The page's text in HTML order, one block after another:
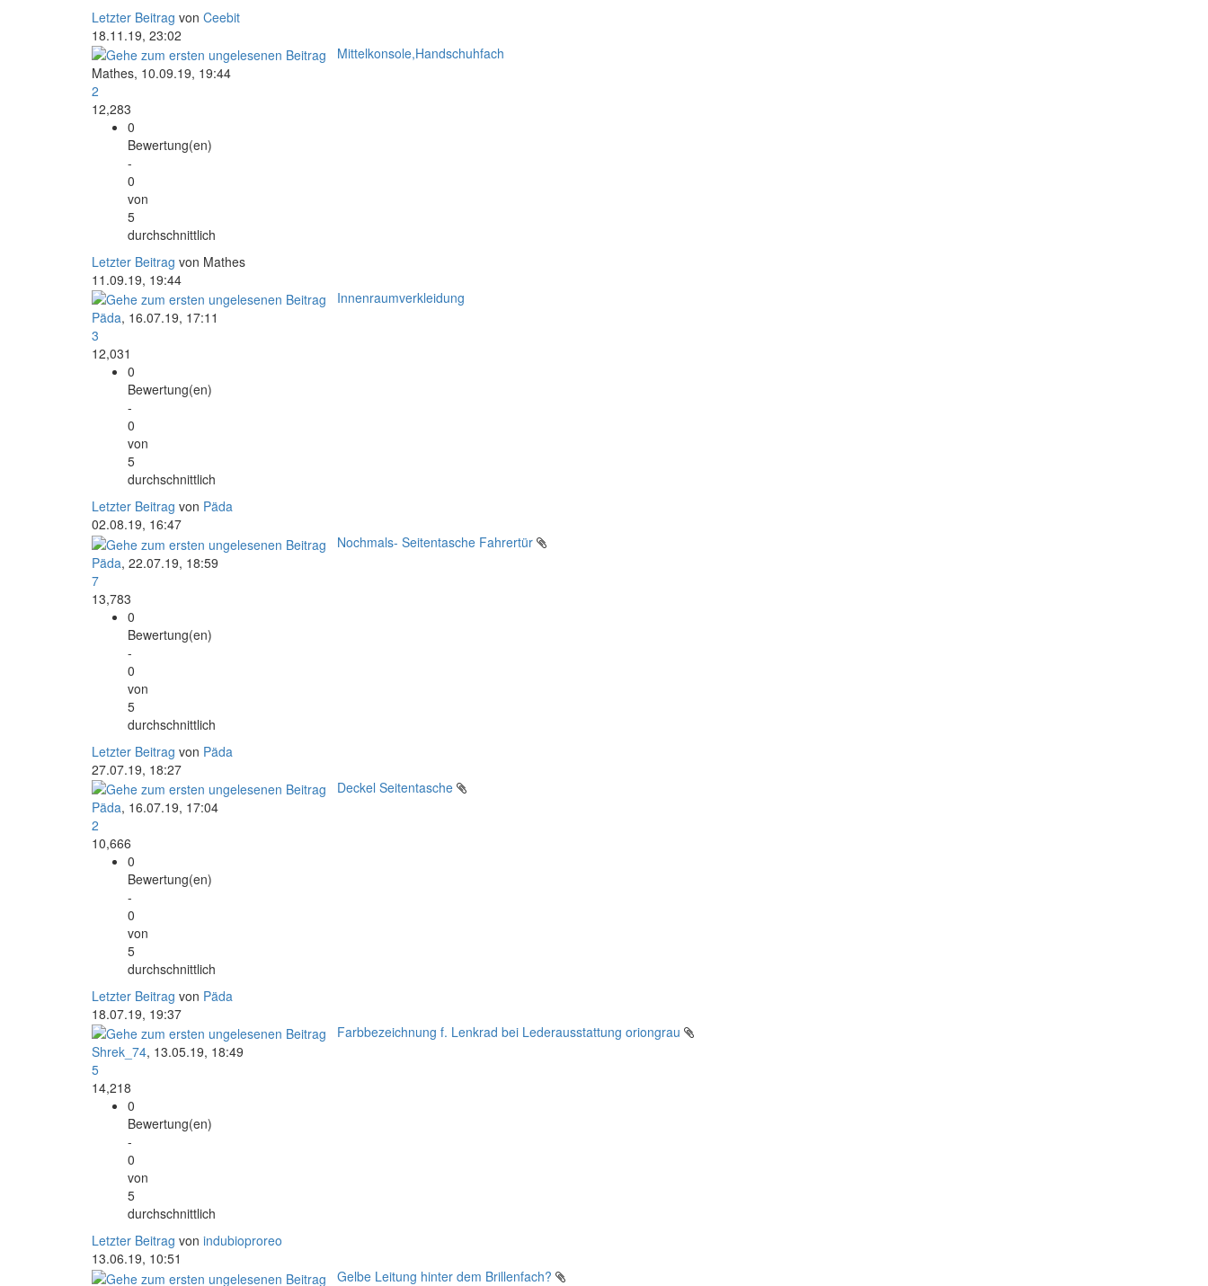
Letzter Beitrag von Ceebit
18.11.19, 23:02
Mittelkonsole,Handschuhfach
Mathes, 10.09.19, 19:44
2
12,283
0
Bewertung(en)
-
0
von
5
durchschnittlich
Letzter Beitrag von Mathes
11.09.19, 19:44
Innenraumverkleidung
Päda, 16.07.19, 17:11
3
12,031
0
Bewertung(en)
-
0
von
5
durchschnittlich
Letzter Beitrag von Päda
02.08.19, 16:47
Nochmals- Seitentasche Fahrertür
Päda, 22.07.19, 18:59
7
13,783
0
Bewertung(en)
-
0
von
5
durchschnittlich
Letzter Beitrag von Päda
27.07.19, 18:27
Deckel Seitentasche
Päda, 16.07.19, 17:04
2
10,666
0
Bewertung(en)
-
0
von
5
durchschnittlich
Letzter Beitrag von Päda
18.07.19, 19:37
Farbbezeichnung f. Lenkrad bei Lederausstattung oriongrau
Shrek_74, 13.05.19, 18:49
5
14,218
0
Bewertung(en)
-
0
von
5
durchschnittlich
Letzter Beitrag von indubioproreo
13.06.19, 10:51
Gelbe Leitung hinter dem Brillenfach?